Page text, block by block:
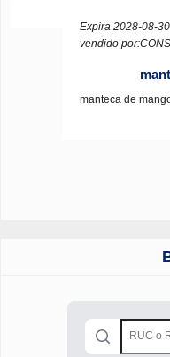
Expira 2028-08-30
vendido
manteca de